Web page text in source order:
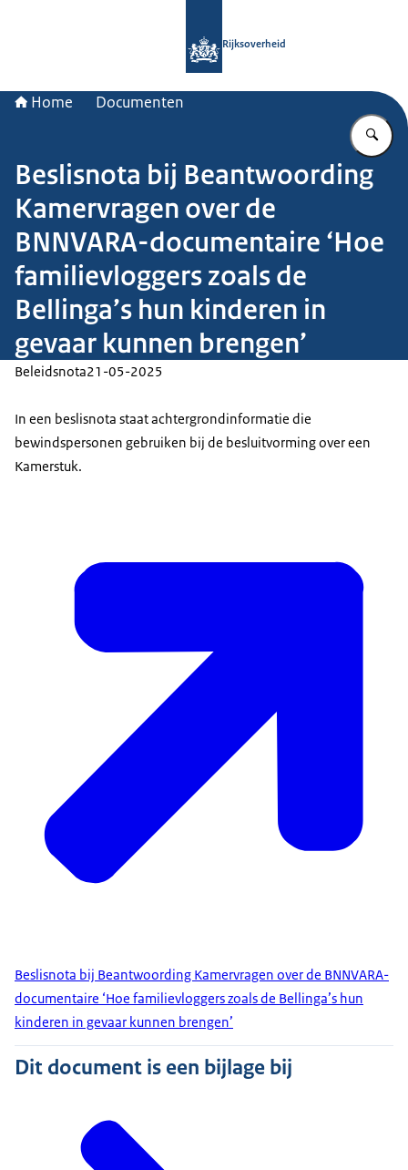
Rijksoverheid
Home Documenten
Beslisnota bij Beantwoording
Kamervragen over de
BNNVARA-documentaire ‘Hoe
familievloggers zoals de
Bellinga’s hun kinderen in
gevaar kunnen brengen’
Beleidsnota21-05-2025
In een beslisnota staat achtergrondinformatie die
bewindspersonen gebruiken bij de besluitvorming over een
Kamerstuk.
Beslisnota bij Beantwoording Kamervragen over de BNNVARA-
documentaire ‘Hoe familievloggers zoals de Bellinga’s hun
kinderen in gevaar kunnen brengen’
Dit document is een bijlage bij